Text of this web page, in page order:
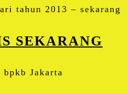
tahun 2013 – sekarang
SEKARANG